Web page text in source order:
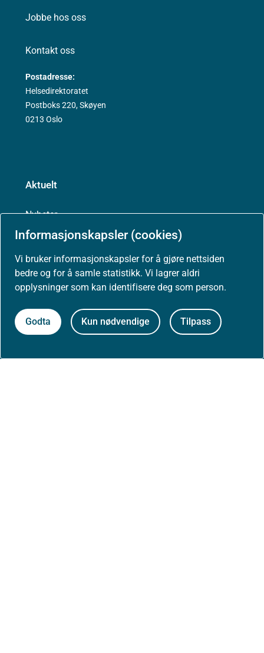
Informasjonskapsler (cookies)
Vi bruker informasjonskapsler for å gjøre nettsiden
bedre og for å samle statistikk. Vi lagrer aldri
opplysninger som kan identifisere deg som person.
Godta Kun nødvendige Tilpass
Jobbe hos oss
Kontakt oss
Postadresse:
Helsedirektoratet
Postboks 220, Skøyen
0213 Oslo
Aktuelt
Nyheter
Høringer